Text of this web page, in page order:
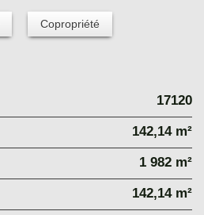
Copropriété
17120
142,14 m²
1 982 m²
142,14 m²